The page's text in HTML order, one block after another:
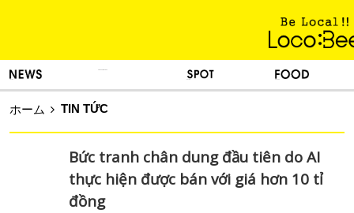
ホーム TIN TỨC
Bức tranh chân dung đầu tiên do AI
thực hiện được bán với giá hơn 10 tỉ
đồng